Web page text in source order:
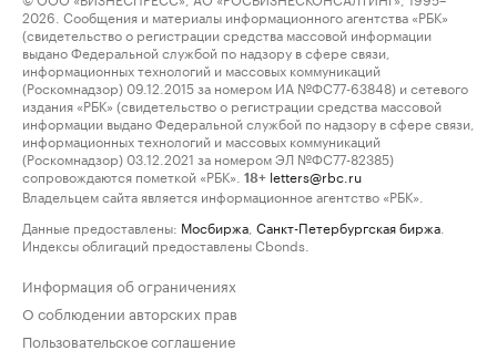
2026. Сообщения и материалы информационного агентства «РБК»
(свидетельство о регистрации средства массовой информации
выдано Федеральной службой по надзору в сфере связи,
информационных технологий и массовых коммуникаций
(Роскомнадзор) 09.12.2015 за номером ИА №ФС77-63848) и сетевого
издания «РБК» (свидетельство о регистрации средства массовой
информации выдано Федеральной службой по надзору в сфере связи,
информационных технологий и массовых коммуникаций
(Роскомнадзор) 03.12.2021 за номером ЭЛ №ФС77-82385)
сопровождаются пометкой «РБК».
18+ letters@rbc.ru
Владельцем сайта является информационное агентство «РБК».
Данные предоставлены: Мосбиржа Санкт-Петербургская биржа
Индексы облигаций предоставлены Cbonds.
Информация об ограничениях
О соблюдении авторских прав
Пользовательское соглашение